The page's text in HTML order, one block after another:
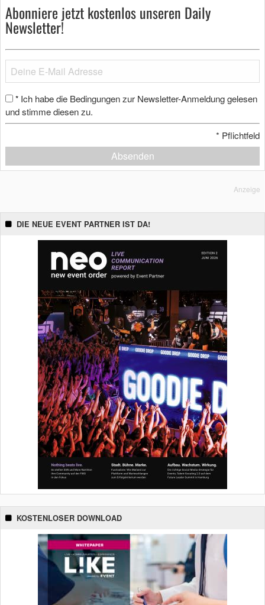
Abonniere jetzt kostenlos unseren Daily
Newsletter!
* Ich habe die Bedingungen zur Newsletter-Anmeldung gelesen
und stimme diesen zu.
* Pflichtfeld
Absenden
Anzeige
DIE NEUE EVENT PARTNER IST DA!
KOSTENLOSER DOWNLOAD